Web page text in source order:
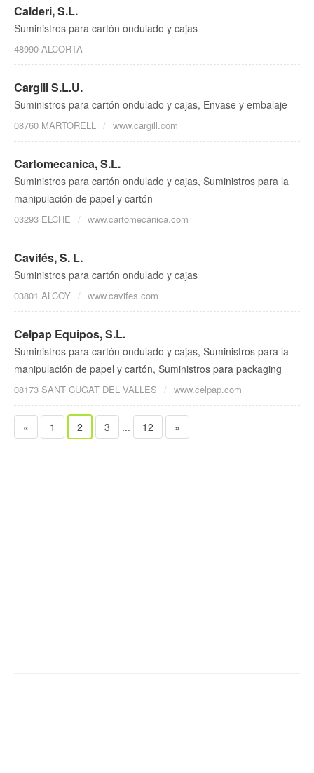
Calderi, S.L.
Suministros para cartón ondulado y cajas
48990 ALCORTA
Cargill S.L.U.
Suministros para cartón ondulado y cajas, Envase y embalaje
08760 MARTORELL www.cargill.com
Cartomecanica, S.L.
Suministros para cartón ondulado y cajas, Suministros para la
manipulación de papel y cartón
03293 ELCHE www.cartomecanica.com
Cavifés, S. L.
Suministros para cartón ondulado y cajas
03801 ALCOY www.cavifes.com
Celpap Equipos, S.L.
Suministros para cartón ondulado y cajas, Suministros para la
manipulación de papel y cartón, Suministros para packaging
08173 SANT CUGAT DEL VALLÈS www.celpap.com
« 1 2 3 ... 12 »